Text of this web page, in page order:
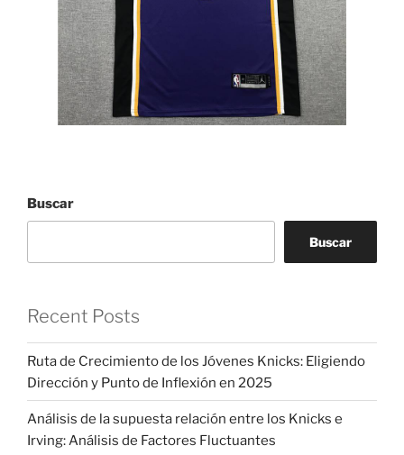
Buscar
Buscar
Recent Posts
Ruta de Crecimiento de los Jóvenes Knicks: Eligiendo
Dirección y Punto de Inflexión en 2025
Análisis de la supuesta relación entre los Knicks e
Irving: Análisis de Factores Fluctuantes